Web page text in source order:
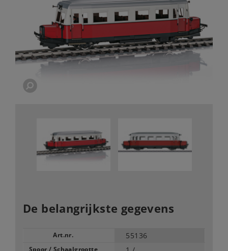
De belangrijkste gegevens
Art.nr. 55136